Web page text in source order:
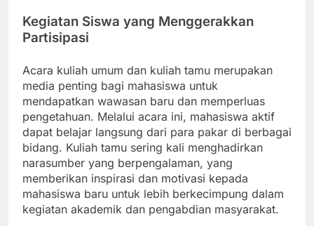
Kegiatan Siswa yang Menggerakkan
Partisipasi
Acara kuliah umum dan kuliah tamu merupakan
media penting bagi mahasiswa untuk
mendapatkan wawasan baru dan memperluas
pengetahuan. Melalui acara ini, mahasiswa aktif
dapat belajar langsung dari para pakar di berbagai
bidang. Kuliah tamu sering kali menghadirkan
narasumber yang berpengalaman, yang
memberikan inspirasi dan motivasi kepada
mahasiswa baru untuk lebih berkecimpung dalam
kegiatan akademik dan pengabdian masyarakat.